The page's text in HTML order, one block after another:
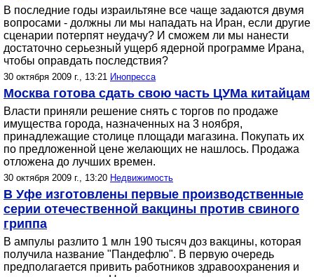
В последние годы израильтяне все чаще задаются двумя
вопросами - должны ли мы нападать на Иран, если другие
сценарии потерпят неудачу? И сможем ли мы нанести
достаточно серьезный ущерб ядерной программе Ирана,
чтобы оправдать последствия?
30 октября 2009 г., 13:21 Инопресса
Москва готова сдать свою часть ЦУМа китайцам
Власти приняли решение снять с торгов по продаже
имущества города, назначенных на 3 ноября,
принадлежащие столице площади магазина. Покупать их
по предложенной цене желающих не нашлось. Продажа
отложена до лучших времен.
30 октября 2009 г., 13:20 Недвижимость
В Уфе изготовлены первые производственные
серии отечественной вакцины против свиного
гриппа
В ампулы разлито 1 млн 190 тысяч доз вакцины, которая
получила название "Пандефлю". В первую очередь
предполагается привить работников здравоохранения и